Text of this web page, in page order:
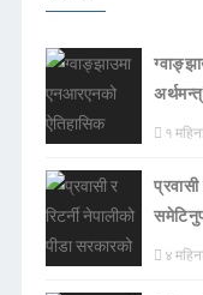
१
प्रवासी
४